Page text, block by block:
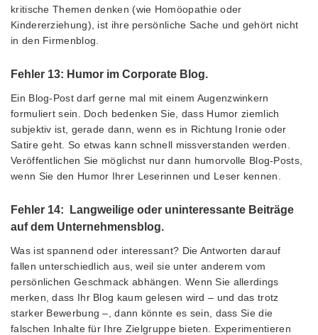
kritische Themen denken (wie Homöopathie oder
Kindererziehung), ist ihre persönliche Sache und gehört nicht
in den Firmenblog.
Fehler 13: Humor im Corporate Blog.
Ein Blog-Post darf gerne mal mit einem Augenzwinkern
formuliert sein. Doch bedenken Sie, dass Humor ziemlich
subjektiv ist, gerade dann, wenn es in Richtung Ironie oder
Satire geht. So etwas kann schnell missverstanden werden.
Veröffentlichen Sie möglichst nur dann humorvolle Blog-Posts,
wenn Sie den Humor Ihrer Leserinnen und Leser kennen.
Fehler 14: Langweilige oder uninteressante Beiträge
auf dem Unternehmensblog.
Was ist spannend oder interessant? Die Antworten darauf
fallen unterschiedlich aus, weil sie unter anderem vom
persönlichen Geschmack abhängen. Wenn Sie allerdings
merken, dass Ihr Blog kaum gelesen wird – und das trotz
starker Bewerbung –, dann könnte es sein, dass Sie die
falschen Inhalte für Ihre Zielgruppe bieten. Experimentieren